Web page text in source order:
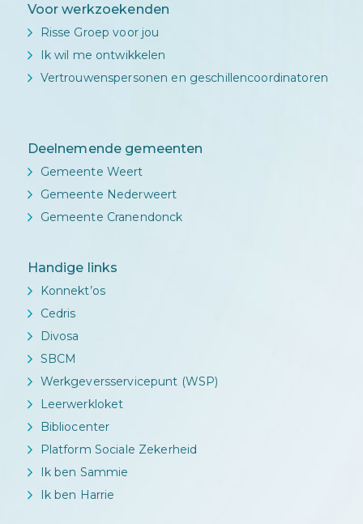
Voor werkzoekenden
Risse Groep voor jou
Ik wil me ontwikkelen
Vertrouwenspersonen en geschillencoordinatoren
Deelnemende gemeenten
Gemeente Weert
Gemeente Nederweert
Gemeente Cranendonck
Handige links
Konnekt’os
Cedris
Divosa
SBCM
Werkgeversservicepunt (WSP)
Leerwerkloket
Bibliocenter
Platform Sociale Zekerheid
Ik ben Sammie
Ik ben Harrie